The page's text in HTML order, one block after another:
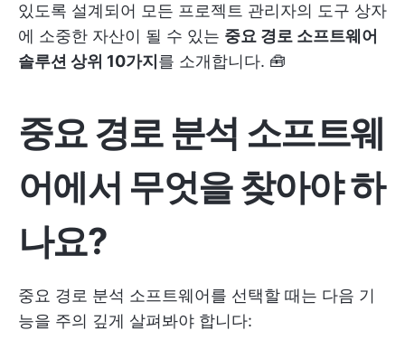
있도록 설계되어 모든 프로젝트 관리자의 도구 상자
에 소중한 자산이 될 수 있는 중요 경로 소프트웨어
솔루션 상위 10가지 를 소개합니다. 🧰
중요 경로 분석 소프트웨
어에서 무엇을 찾아야 하
나요?
중요 경로 분석 소프트웨어를 선택할 때는 다음 기
능을 주의 깊게 살펴봐야 합니다: